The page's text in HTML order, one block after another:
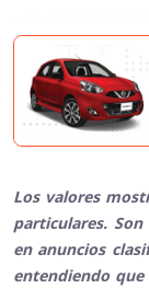
Los valores
particulares.
en anuncios
entendiendo